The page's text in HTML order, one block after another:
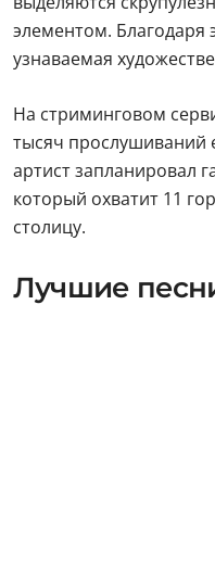
элементом. Благодаря
узнаваемая
На стриминговом
тысяч прослушиваний
артист запланировал
который охватит 11
столицу.
Лучшие